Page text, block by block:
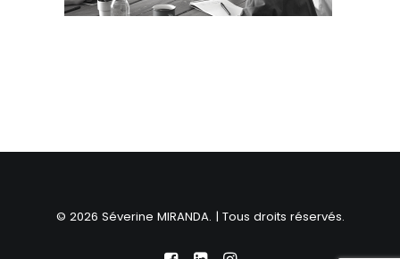
© 2026 Séverine MIRANDA. | Tous droits réservés.